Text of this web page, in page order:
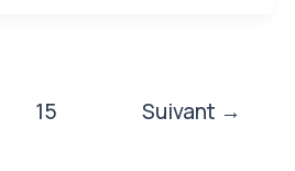
15 Suivant →